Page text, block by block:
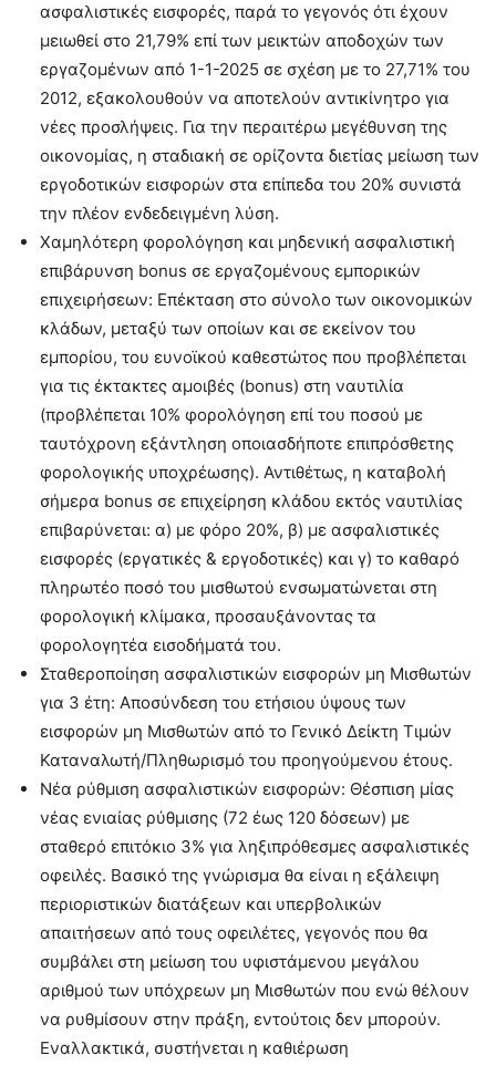
ασφαλιστικές εισφορές, παρά το γεγονός ότι έχουν
μειωθεί στο 21,79% επί των μεικτών αποδοχών των
εργαζομένων από 1-1-2025 σε σχέση με το 27,71% του
2012, εξακολουθούν να αποτελούν αντικίνητρο για
νέες προσλήψεις. Για την περαιτέρω μεγέθυνση της
οικονομίας, η σταδιακή σε ορίζοντα διετίας μείωση των
εργοδοτικών εισφορών στα επίπεδα του 20% συνιστά
την πλέον ενδεδειγμένη λύση.
Χαμηλότερη φορολόγηση και μηδενική ασφαλιστική
επιβάρυνση bonus σε εργαζομένους εμπορικών
επιχειρήσεων: Επέκταση στο σύνολο των οικονομικών
κλάδων, μεταξύ των οποίων και σε εκείνον του
εμπορίου, του ευνοϊκού καθεστώτος που προβλέπεται
για τις έκτακτες αμοιβές (bonus) στη ναυτιλία
(προβλέπεται 10% φορολόγηση επί του ποσού με
ταυτόχρονη εξάντληση οποιασδήποτε επιπρόσθετης
φορολογικής υποχρέωσης). Αντιθέτως, η καταβολή
σήμερα bonus σε επιχείρηση κλάδου εκτός ναυτιλίας
επιβαρύνεται: α) με φόρο 20%, β) με ασφαλιστικές
εισφορές (εργατικές & εργοδοτικές) και γ) το καθαρό
πληρωτέο ποσό του μισθωτού ενσωματώνεται στη
φορολογική κλίμακα, προσαυξάνοντας τα
φορολογητέα εισοδήματά του.
Σταθεροποίηση ασφαλιστικών εισφορών μη Μισθωτών
για 3 έτη: Αποσύνδεση του ετήσιου ύψους των
εισφορών μη Μισθωτών από το Γενικό Δείκτη Τιμών
Καταναλωτή/Πληθωρισμό του προηγούμενου έτους.
Νέα ρύθμιση ασφαλιστικών εισφορών: Θέσπιση μίας
νέας ενιαίας ρύθμισης (72 έως 120 δόσεων) με
σταθερό επιτόκιο 3% για ληξιπρόθεσμες ασφαλιστικές
οφειλές. Βασικό της γνώρισμα θα είναι η εξάλειψη
περιοριστικών διατάξεων και υπερβολικών
απαιτήσεων από τους οφειλέτες, γεγονός που θα
συμβάλει στη μείωση του υφιστάμενου μεγάλου
αριθμού των υπόχρεων μη Μισθωτών που ενώ θέλουν
να ρυθμίσουν στην πράξη, εντούτοις δεν μπορούν.
Εναλλακτικά, συστήνεται η καθιέρωση